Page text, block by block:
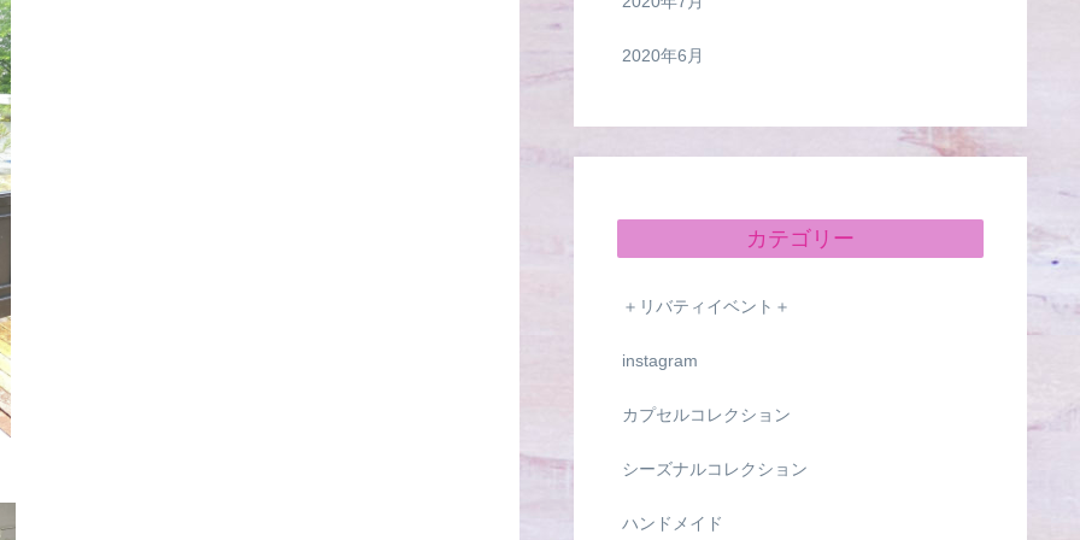
2020年6月
カテゴリー
＋リバティイベント＋
instagram
カプセルコレクション
シーズナルコレクション
ハンドメイド